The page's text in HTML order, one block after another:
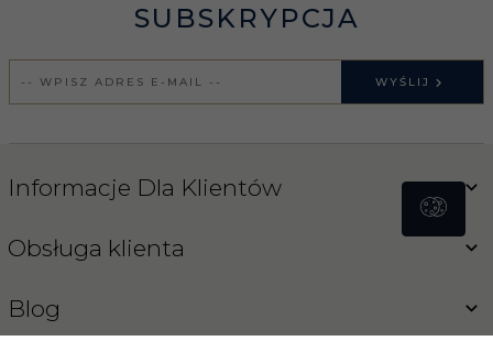
SUBSKRYPCJA
WYŚLIJ
Informacje Dla Klientów
Obsługa klienta
Blog